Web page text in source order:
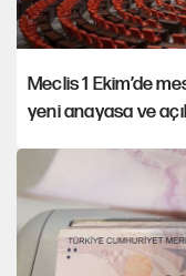
Meclis 1 Ekim’de
yeni anayasa ve